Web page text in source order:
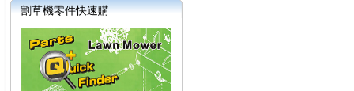
割草機零件快速購